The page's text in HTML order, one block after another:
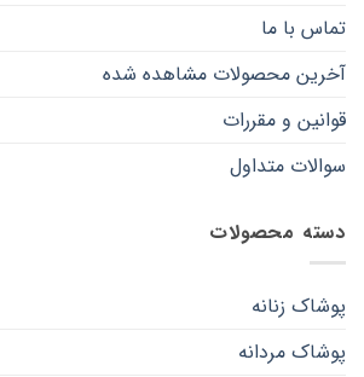
تماس با ما
آخرین محصولات مشاهده شده
قوانین و مقررات
سوالات متداول
دسته محصولات
پوشاک زنانه
پوشاک مردانه